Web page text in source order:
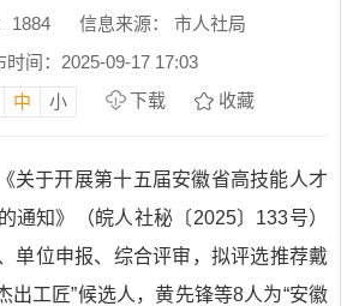
1884
信息来源： 市人社局
时间：2025-09-17 17:03
中 小 下载 收藏
关于开展第十五届安徽省高技能人才
通知》（皖人社秘〔2025〕133号）
单位申报、综合评审，拟评选推荐戴
出工匠”候选人，黄先锋等8人为“安徽